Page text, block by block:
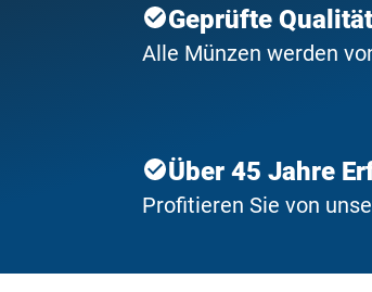
Geprüfte Qualität
Alle Münzen werden
Über 45 Jahre
Profitieren Sie von